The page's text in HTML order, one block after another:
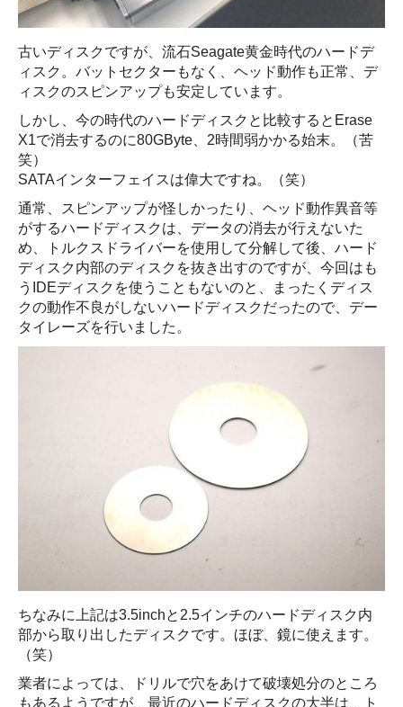
古いディスクですが、流石Seagate黄金時代のハードデ
ィスク。バットセクターもなく、ヘッド動作も正常、デ
ィスクのスピンアップも安定しています。
しかし、今の時代のハードディスクと比較するとErase
X1で消去するのに80GByte、2時間弱かかる始末。（苦
笑）
SATAインターフェイスは偉大ですね。（笑）
通常、スピンアップが怪しかったり、ヘッド動作異音等
がするハードディスクは、データの消去が行えないた
め、トルクスドライバーを使用して分解して後、ハード
ディスク内部のディスクを抜き出すのですが、今回はも
うIDEディスクを使うこともないのと、まったくディス
クの動作不良がしないハードディスクだったので、デー
タイレーズを行いました。
ちなみに上記は3.5inchと2.5インチのハードディスク内
部から取り出したディスクです。ほぼ、鏡に使えます。
（笑）
業者によっては、ドリルで穴をあけて破壊処分のところ
もあるようですが、最近のハードディスクの大半は、ト